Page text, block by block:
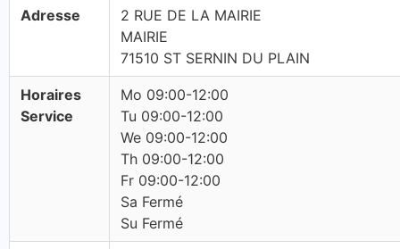
Adresse
2 RUE DE LA MAIRIE
MAIRIE
71510 ST SERNIN DU PLAIN
Horaires
Service
Mo 09:00-12:00
Tu 09:00-12:00
We 09:00-12:00
Th 09:00-12:00
Fr 09:00-12:00
Sa Fermé
Su Fermé